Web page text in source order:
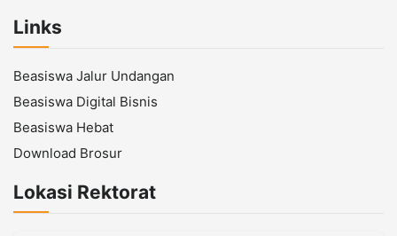
Links
Beasiswa Jalur Undangan
Beasiswa Digital Bisnis
Beasiswa Hebat
Download Brosur
Lokasi Rektorat